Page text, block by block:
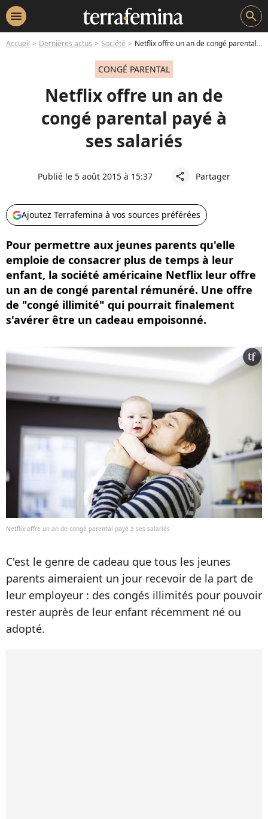
menu search
Accueil Dernières actus Société Netflix offre un an de congé parental payé à ses salariés
CONGÉ PARENTAL
Netflix offre un an de
congé parental payé à
ses salariés
Publié le 5 août 2015 à 15:37 share Partager
Ajoutez Terrafemina à vos sources préférées
Pour permettre aux jeunes parents qu'elle
emploie de consacrer plus de temps à leur
enfant, la société américaine Netflix leur offre
un an de congé parental rémunéré. Une offre
de "congé illimité" qui pourrait finalement
s'avérer être un cadeau empoisonné.
Netflix offre un an de congé parental payé à ses salariés
C'est le genre de cadeau que tous les jeunes
parents aimeraient un jour recevoir de la part de
leur employeur : des congés illimités pour pouvoir
rester auprès de leur enfant récemment né ou
adopté.